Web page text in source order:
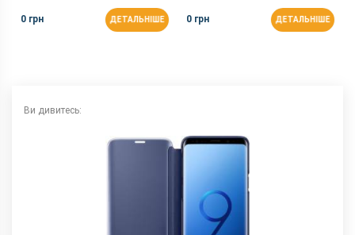
0 грн ДЕТАЛЬНІШЕ 0 грн ДЕТАЛЬНІШЕ
Ви дивитесь: